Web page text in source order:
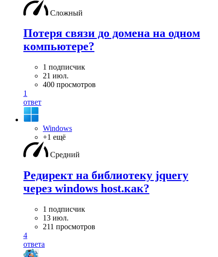
Сложный
Потеря связи до домена на одном
компьютере?
1 подписчик
21 июл.
400 просмотров
1
ответ
Windows
+1 ещё
Средний
Редирект на библиотеку jquery
через windows host.как?
1 подписчик
13 июл.
211 просмотров
4
ответа